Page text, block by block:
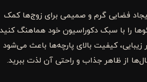
ایجاد فضایی گرم و صمیمی برای زوج‌ها کمک
را با سبک دکوراسیون خود هماهنگ
زیبایی، کیفیت بالای پارچه‌ها باعث می‌شود
از ظاهر جذاب و راحتی آن لذت ببرید.